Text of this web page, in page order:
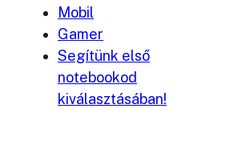
Mobil
Gamer
Segítünk első
notebookod
kiválasztásában!